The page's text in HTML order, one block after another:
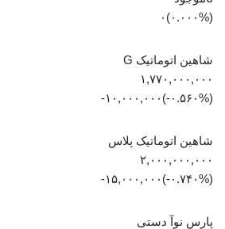
(۰.۰۰۰%)۰
شاهین اتوماتیک G
۱,۷۷۰,۰۰۰,۰۰۰
(‎-۰.۵۶۰%‏)‎-۱۰,۰۰۰,۰۰۰‏
شاهین اتوماتیک پلاس
۲,۰۰۰,۰۰۰,۰۰۰
(‎-۰.۷۴۰%‏)‎-۱۵,۰۰۰,۰۰۰‏
پارس نوآ دستی